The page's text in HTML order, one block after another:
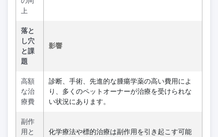
上
落と
し穴
と課
題
影響
高額
な治
療費
診断、手術、先進的な腫瘍学薬の高い費用によ
り、多くのペットオーナーが治療を受けられな
い状況にあります。
副作
用と
化学療法や標的治療は副作用を引き起こす可能